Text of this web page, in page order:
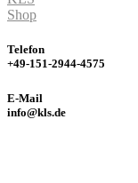
Shop
Telefon
+49-151-2944-4575
E-Mail
info@kls.de